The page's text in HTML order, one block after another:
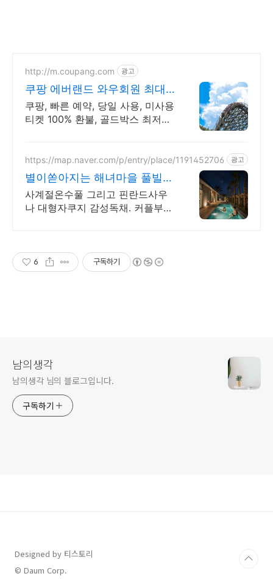
http://m.coupang.com 광고
쿠팡 에버랜드 와우회원 최대
87% 할인
쿠팡, 빠른 예약, 당일 사용, 미사용
티켓 100% 환불, 골드박스 최저가
행도 이제 쿠팡에서!
https://map.naver.com/p/entry/place/1191452706 광고
별이쏟아지는 해녀마을 풀빌라
르세라핌도 다녀간 감성풀빌라
사계절온수풀 그리고 핀란드사우
나 대형자쿠지 감성독채. 커플부터
한휴식
6 구독하기
남의생각
남의생각 님의 블로그입니다.
구독하기
Designed by 티스토리
© Daum Corp.